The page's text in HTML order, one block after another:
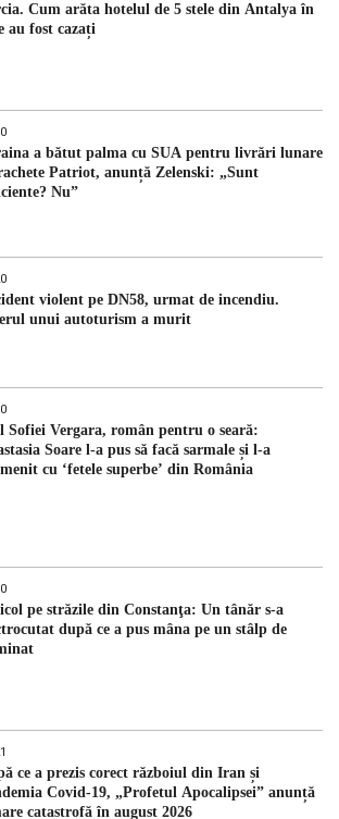
Cum arăta hotelul de 5 stele din Antalya în
au fost cazați
a bătut palma cu SUA pentru livrări lunare
Patriot, anunță Zelenski: „Sunt
Nu”
violent pe DN58, urmat de incendiu.
unui autoturism a murit
Sofiei Vergara, român pentru o seară:
Soare l-a pus să facă sarmale și l-a
cu ‘fetele superbe’ din România
pe străzile din Constanţa: Un tânăr s-a
după ce a pus mâna pe un stâlp de
ce a prezis corect războiul din Iran și
Covid-19, „Profetul Apocalipsei” anunță
catastrofă în august 2026